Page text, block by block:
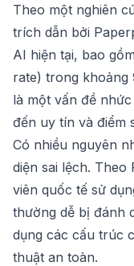
Theo một nghiên
trích dẫn bởi
AI hiện tại, bao
rate) trong khoảng
là một vấn đề
đến uy tín và điểm
Có nhiều nguyên
diện sai lệch. Theo
viên quốc tế sử
thường dễ bị đánh
dụng các cấu trúc
thuật an toàn.